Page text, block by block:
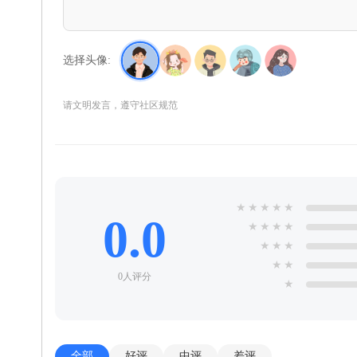
选择头像:
请文明发言，遵守社区规范
0.0
0人评分
★ ★ ★ ★ ★
★ ★ ★ ★
★ ★ ★
★ ★
★